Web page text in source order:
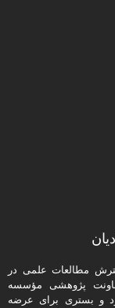
مطالعات علمی در
پژوهشی مؤسسه
و بستری برای عرضه